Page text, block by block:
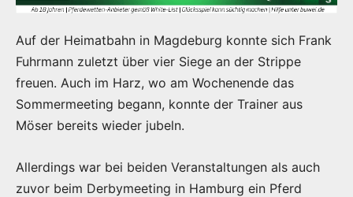
Auf der Heimatbahn in Magdeburg konnte sich Frank
Fuhrmann zuletzt über vier Siege an der Strippe
freuen. Auch im Harz, wo am Wochenende das
Sommermeeting begann, konnte der Trainer aus
Möser bereits wieder jubeln.
Allerdings war bei beiden Veranstaltungen als auch
zuvor beim Derbymeeting in Hamburg ein Pferd